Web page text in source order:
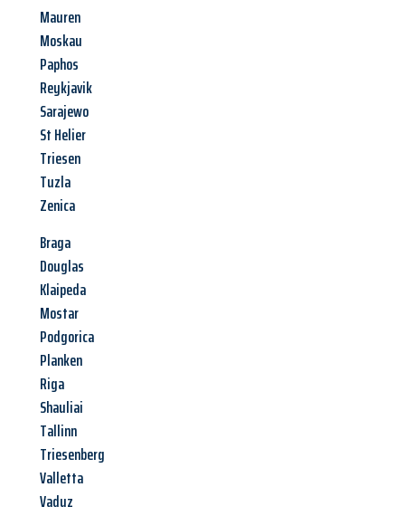
Mauren
Moskau
Paphos
Reykjavik
Sarajewo
St Helier
Triesen
Tuzla
Zenica
Braga
Douglas
Klaipeda
Mostar
Podgorica
Planken
Riga
Shauliai
Tallinn
Triesenberg
Valletta
Vaduz